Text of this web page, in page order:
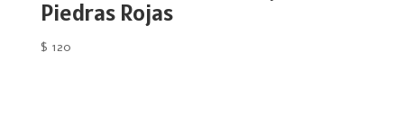
Piedras Rojas
$ 120